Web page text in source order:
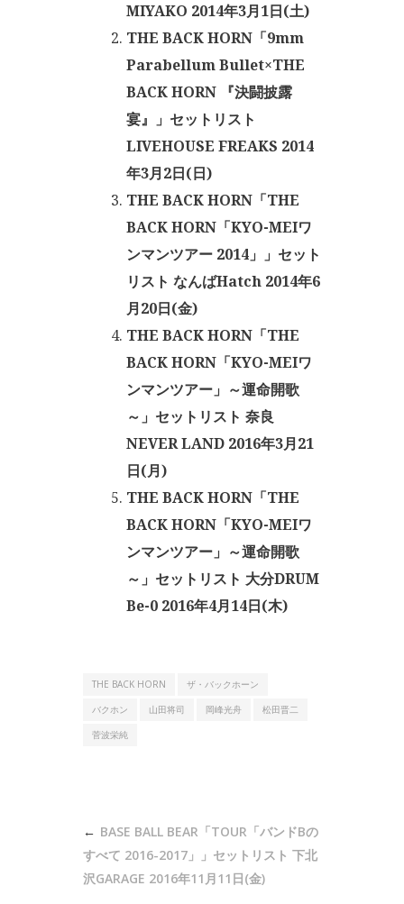
MIYAKO 2014年3月1日(土)
THE BACK HORN「9mm
Parabellum Bullet×THE
BACK HORN 『決闘披露
宴』」セットリスト
LIVEHOUSE FREAKS 2014
年3月2日(日)
THE BACK HORN「THE
BACK HORN「KYO-MEIワ
ンマンツアー 2014」」セット
リスト なんばHatch 2014年6
月20日(金)
THE BACK HORN「THE
BACK HORN「KYO-MEIワ
ンマンツアー」～運命開歌
～」セットリスト 奈良
NEVER LAND 2016年3月21
日(月)
THE BACK HORN「THE
BACK HORN「KYO-MEIワ
ンマンツアー」～運命開歌
～」セットリスト 大分DRUM
Be-0 2016年4月14日(木)
THE BACK HORN
ザ・バックホーン
バクホン
山田将司 岡峰光舟
松田晋二
菅波栄純
BASE BALL BEAR「TOUR「バンドBの
すべて 2016-2017」」セットリスト 下北
沢GARAGE 2016年11月11日(金)